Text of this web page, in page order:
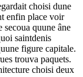
choisi dune
enfin place voir
quune âne
saintdenis
figure capitale.
trouva paquets.
choisi deux